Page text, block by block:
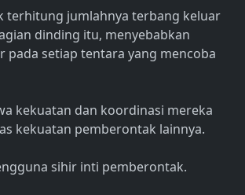
terhitung jumlahnya terbang keluar
dinding itu, menyebabkan
pada setiap tentara yang mencoba
kekuatan dan koordinasi mereka
kekuatan pemberontak lainnya.
sihir inti pemberontak.